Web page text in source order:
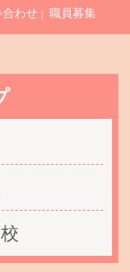
合わせ 職員募集